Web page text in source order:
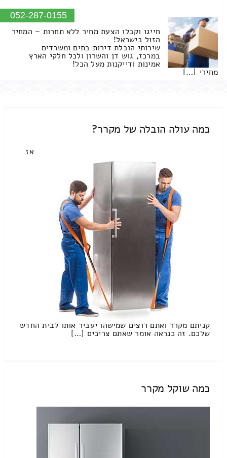
052-287-0155
חייגו וקבלו הצעת מחיר ללא תחרות – המחיר
הזול בישראל!
שירותי הובלת דירות בתים ומשרדים
במרכז, גוש דן והשרון ולכל חלקי הארץ
אמינות ודייקנות מעל הכל!
מחירי […]
כמה עולה הובלה של מקרר?
אז
קניתם מקרר ואתם רוצים שמישהו יעביר אותו לבית החדש
שלכם. זה כנראה אומר שאתם צריכים […]
כמה שוקל מקרר